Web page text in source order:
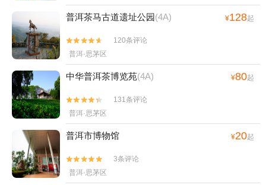
普洱茶马古道遗址公园(4A) ¥128起


120条评论
普洱·思茅区
中华普洱茶博览苑(4A) ¥80起


131条评论
普洱·思茅区
普洱市博物馆 ¥20起


3条评论
普洱·思茅区